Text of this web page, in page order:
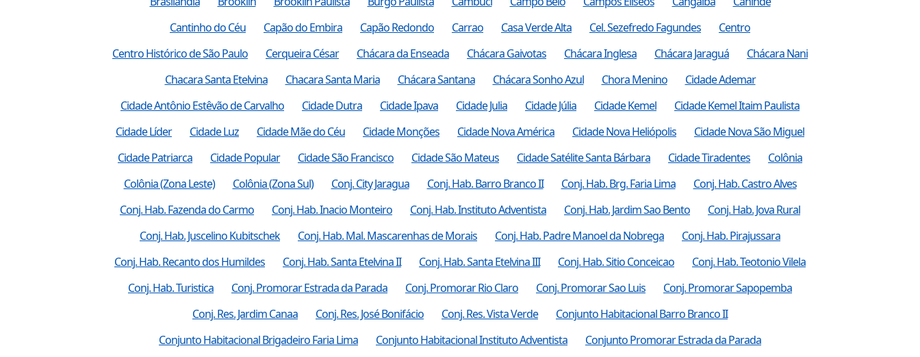
Cantinho do Céu
Capão do Embira Capão Redondo Carrao Casa Verde Alta Cel. Sezefredo Fagundes
Centro
Centro Histórico de São Paulo
Cerqueira César Chácara da Enseada Chácara Gaivotas Chácara Inglesa Chácara Jaraguá
Chácara Nani
Chacara Santa Etelvina
Chacara Santa Maria Chácara Santana Chácara Sonho Azul Chora Menino
Cidade Ademar
Cidade Antônio Estêvão de Carvalho
Cidade Dutra Cidade Ipava Cidade Julia Cidade Júlia Cidade Kemel
Cidade Kemel Itaim Paulista
Cidade Líder
Cidade Luz Cidade Mãe do Céu Cidade Monções Cidade Nova América Cidade Nova Heliópolis
Cidade Nova São Miguel
Cidade Patriarca
Cidade Popular Cidade São Francisco Cidade São Mateus Cidade Satélite Santa Bárbara Cidade Tiradentes
Colônia
Colônia (Zona Leste)
Colônia (Zona Sul) Conj. City Jaragua Conj. Hab. Barro Branco II Conj. Hab. Brg. Faria Lima
Conj. Hab. Castro Alves
Conj. Hab. Fazenda do Carmo
Conj. Hab. Inacio Monteiro Conj. Hab. Instituto Adventista Conj. Hab. Jardim Sao Bento
Conj. Hab. Jova Rural
Conj. Hab. Juscelino Kubitschek
Conj. Hab. Mal. Mascarenhas de Morais Conj. Hab. Padre Manoel da Nobrega
Conj. Hab. Pirajussara
Conj. Hab. Recanto dos Humildes
Conj. Hab. Santa Etelvina II Conj. Hab. Santa Etelvina III Conj. Hab. Sitio Conceicao
Conj. Hab. Teotonio Vilela
Conj. Hab. Turistica
Conj. Promorar Estrada da Parada Conj. Promorar Rio Claro Conj. Promorar Sao Luis
Conj. Promorar Sapopemba
Conj. Res. Jardim Canaa
Conj. Res. José Bonifácio Conj. Res. Vista Verde
Conjunto Habitacional Barro Branco II
Conjunto Habitacional Brigadeiro Faria Lima
Conjunto Habitacional Instituto Adventista
Conjunto Promorar Estrada da Parada